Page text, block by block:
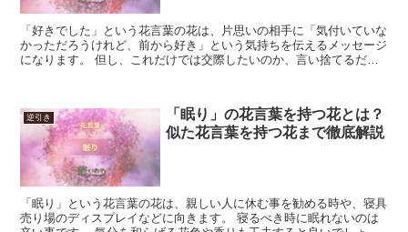
「好きでした」という花言葉の花は、片思いの相手に「気付いていな
かっただろうけれど、前から好き」という気持ちを伝えるメッセージ
になります。 但し、これだけでは交際したいのか、言い捨てるだけ
逆引き
「眠り」の花言葉を持つ花とは？
似た花言葉を持つ花まで徹底解説
「眠り」という花言葉の花は、親しい人に休む事を勧める時や、寝具
売り場のディスプレイなどに向きます。 寝るべき時に眠れないのは